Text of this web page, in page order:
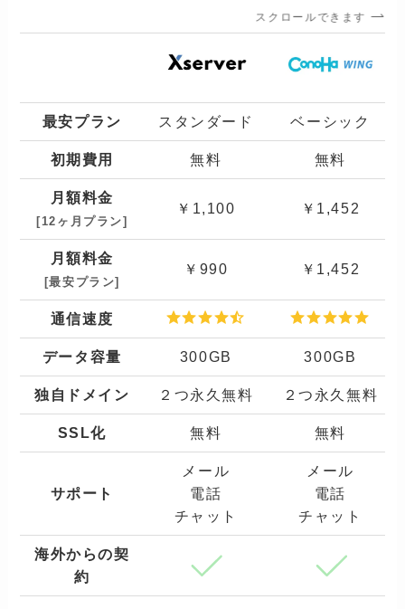
スクロールできます
最安プラン スタンダード ベーシック
初期費用 無料 無料
月額料金
[12 ヶ月 プラン]
￥1,100 ￥1,452
月額料金
[最安プラン]
￥990 ￥1,452
通信速度
データ容量 300GB 300GB
独自ドメイン ２つ永久無料 ２つ永久無料
SSL化 無料 無料
サポート
メール
電話
チャット
メール
電話
チャット
海外からの契
約